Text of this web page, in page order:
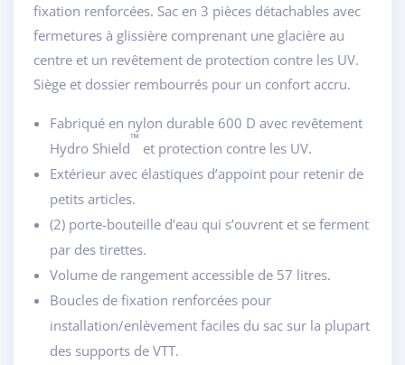
fixation renforcées. Sac en 3 pièces détachables avec
fermetures à glissière comprenant une glacière au
centre et un revêtement de protection contre les UV.
Siège et dossier rembourrés pour un confort accru.
Fabriqué en nylon durable 600 D avec revêtement
Hydro Shield
™
et protection contre les UV.
Extérieur avec élastiques d’appoint pour retenir de
petits articles.
(2) porte-bouteille d’eau qui s’ouvrent et se ferment
par des tirettes.
Volume de rangement accessible de 57 litres.
Boucles de fixation renforcées pour
installation/enlèvement faciles du sac sur la plupart
des supports de VTT.